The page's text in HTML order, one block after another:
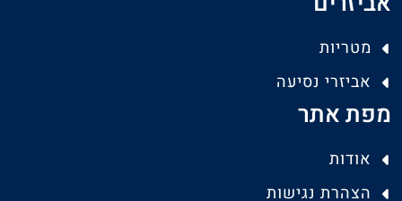
מטריות
אביזרי נסיעה
מפת אתר
אודות
הצהרת נגישות